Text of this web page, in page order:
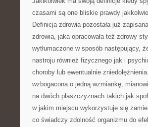
czasami są one bliskie prawdy
Definicja zdrowia pozostała już
zdrowia, jaka opracowała też zdrowy
wytłumaczone w sposób następujący,
nastroju również fizycznego jak i
choroby lub ewentualnie
wzbogacona o jedną wzmiankę,
na dwóch płaszczyznach takich jak
w jakim miejscu wykorzystuje się
co świadczy zdolność organizmu do